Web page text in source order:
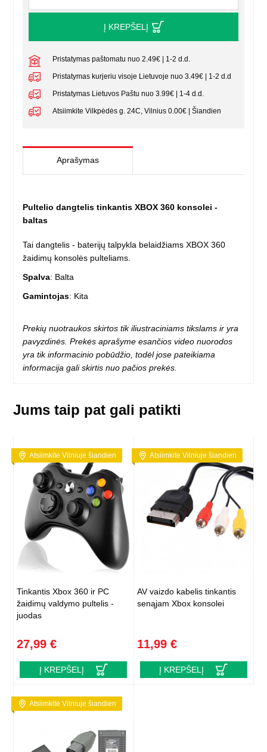
Į KREPŠELĮ
Pristatymas paštomatu nuo 2.49€ | 1-2 d.d.
Pristatymas kurjeriu visoje Lietuvoje nuo 3.49€ | 1-2 d.d
Pristatymas Lietuvos Paštu nuo 3.99€ | 1-4 d.d.
Atsiimkite Vilkpėdės g. 24C, Vilnius 0.00€ | Šiandien
Aprašymas
Pultelio dangtelis tinkantis XBOX 360 konsolei -
baltas
Tai dangtelis - baterijų talpykla belaidžiams XBOX 360
žaidimų konsolės pulteliams.
Spalva: Balta
Gamintojas: Kita
Prekių nuotraukos skirtos tik iliustraciniams tikslams ir yra
pavyzdinės. Prekės aprašyme esančios video nuorodos
yra tik informacinio pobūdžio, todėl jose pateikiama
informacija gali skirtis nuo pačios prekės.
Jums taip pat gali patikti
Atsiimkite Vilniuje šiandien
Tinkantis Xbox 360 ir PC
žaidimų valdymo pultelis -
juodas
27,99 €
Į KREPŠELĮ
Atsiimkite Vilniuje šiandien
AV vaizdo kabelis tinkantis
senąjam Xbox konsolei
11,99 €
Į KREPŠELĮ
Atsiimkite Vilniuje šiandien